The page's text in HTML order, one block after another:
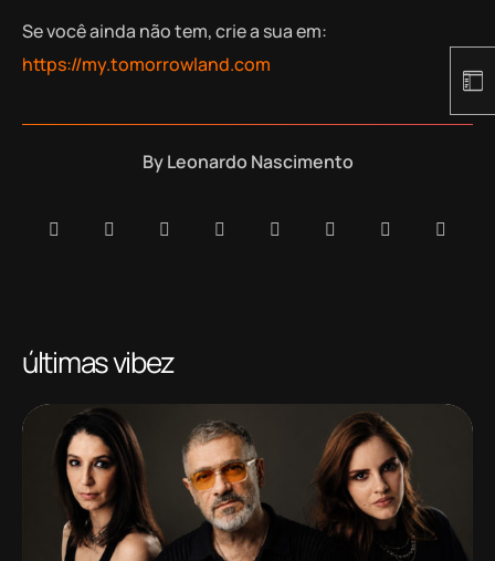
Se você ainda não tem, crie a sua em:
https://my.tomorrowland.com
ByLeonardo Nascimento
últimas vibez